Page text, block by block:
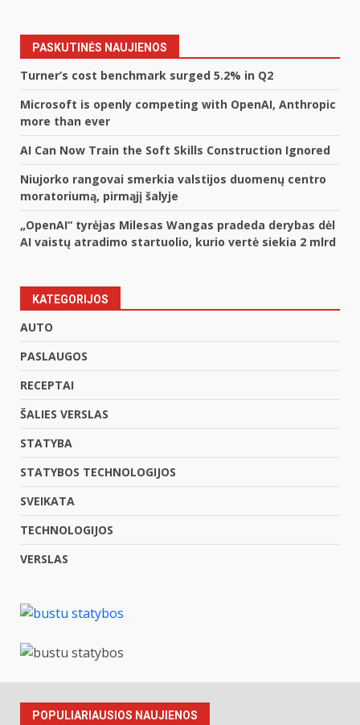
PASKUTINĖS NAUJIENOS
Turner’s cost benchmark surged 5.2% in Q2
Microsoft is openly competing with OpenAI, Anthropic
more than ever
AI Can Now Train the Soft Skills Construction Ignored
Niujorko rangovai smerkia valstijos duomenų centro
moratoriumą, pirmąjį šalyje
„OpenAI“ tyrėjas Milesas Wangas pradeda derybas dėl
AI vaistų atradimo startuolio, kurio vertė siekia 2 mlrd
KATEGORIJOS
AUTO
PASLAUGOS
RECEPTAI
ŠALIES VERSLAS
STATYBA
STATYBOS TECHNOLOGIJOS
SVEIKATA
TECHNOLOGIJOS
VERSLAS
POPULIARIAUSIOS NAUJIENOS